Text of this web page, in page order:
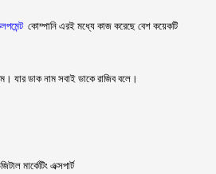
কোম্পানি এরই মধ্যে কাজ করেছে বেশ কয়েকটি
যার ডাক নাম সবাই ডাকে রাজিব বলে।
মার্কেটিং এক্সপার্ট